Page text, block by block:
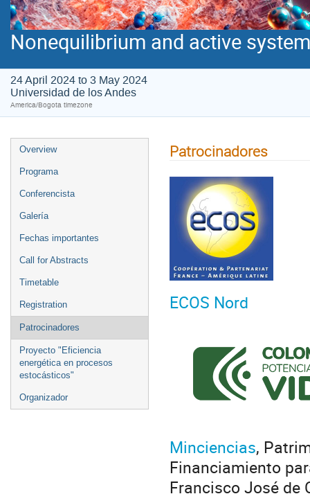
Nonequilibrium and active
24 April 2024 to 3 May 2024
Universidad de los Andes
America/Bogota timezone
Overview
Programa
Conferencista
Galería
Fechas importantes
Call for Abstracts
Timetable
Registration
Patrocinadores
Proyecto "Eficiencia
energética en procesos
estocásticos"
Organizador
Patrocinadores
ECOS Nord
Minciencias,
Financiamiento
Francisco José de